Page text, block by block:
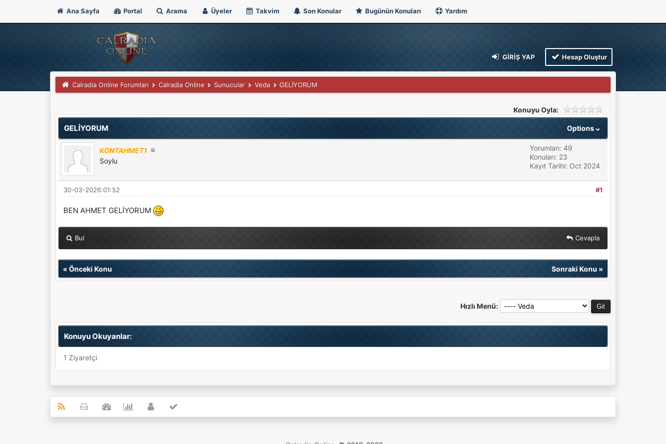
Ana Sayfa Portal Arama Üyeler Takvim Son Konular Bugünün Konuları Yardım
GIRIŞ YAP Hesap Oluştur
Calradia Online Forumları Calradia Online Sunucular Veda GELİYORUM
Konuyu Oyla:
Options
GELİYORUM
KONTAHMET1
Soylu
Yorumları: 49
Konuları: 23
Kayıt Tarihi: Oct 2024
#1
30-03-2026:01:52
BEN AHMET GELİYORUM
Bul Cevapla
« Önceki Konu Sonraki Konu »
Hızlı Menü:
Konuyu Okuyanlar:
1 Ziyaretçi